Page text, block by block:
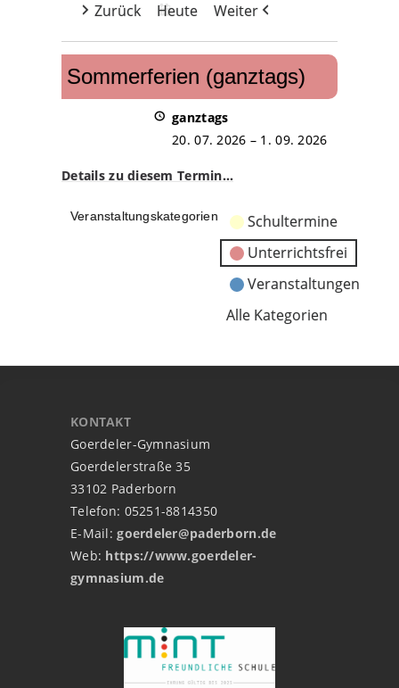
Zurück
Heute Weiter
Sommerferien
(ganztags)
Sommerferien (ganztags)
ganztags
20. 07. 2026 – 1. 09. 2026
Details zu diesem Termin…
Veranstaltungskategorien
Schultermine
Unterrichtsfrei
Veranstaltungen
Alle Kategorien
KONTAKT
Goerdeler-Gymnasium
Goerdelerstraße 35
33102 Paderborn
Telefon: 05251-8814350
E-Mail:goerdeler@paderborn.de
Web: https://www.goerdeler-
gymnasium.de